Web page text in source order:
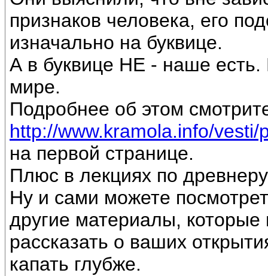
признаков человека, его
изначально на буквице.
А в буквице НЕ - наше
мире.
Подробнее об этом
http://www.kramola.info/
на первой странице.
Плюс в лекциях по
Ну и сами можете
другие материалы,
рассказать о ваших
капать глубже.